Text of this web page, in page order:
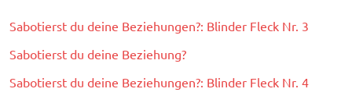
Sabotierst du deine Beziehungen?: Blinder Fleck Nr. 3
Sabotierst du deine Beziehung?
Sabotierst du deine Beziehungen?: Blinder Fleck Nr. 4